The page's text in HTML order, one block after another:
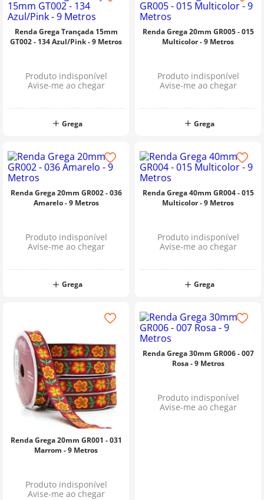
Renda Grega Trançada 15mm
GT002 - 134 Azul/Pink - 9 Metros
Produto indisponível
Avise-me ao chegar
Grega
Renda Grega 20mm GR005 - 015
Multicolor - 9 Metros
Produto indisponível
Avise-me ao chegar
Grega
Renda Grega 20mm GR002 - 036
Amarelo - 9 Metros
Produto indisponível
Avise-me ao chegar
Grega
Renda Grega 40mm GR004 - 015
Multicolor - 9 Metros
Produto indisponível
Avise-me ao chegar
Grega
Renda Grega 20mm GR001 - 031
Marrom - 9 Metros
Produto indisponível
Avise-me ao chegar
Renda Grega 30mm GR006 - 007
Rosa - 9 Metros
Produto indisponível
Avise-me ao chegar